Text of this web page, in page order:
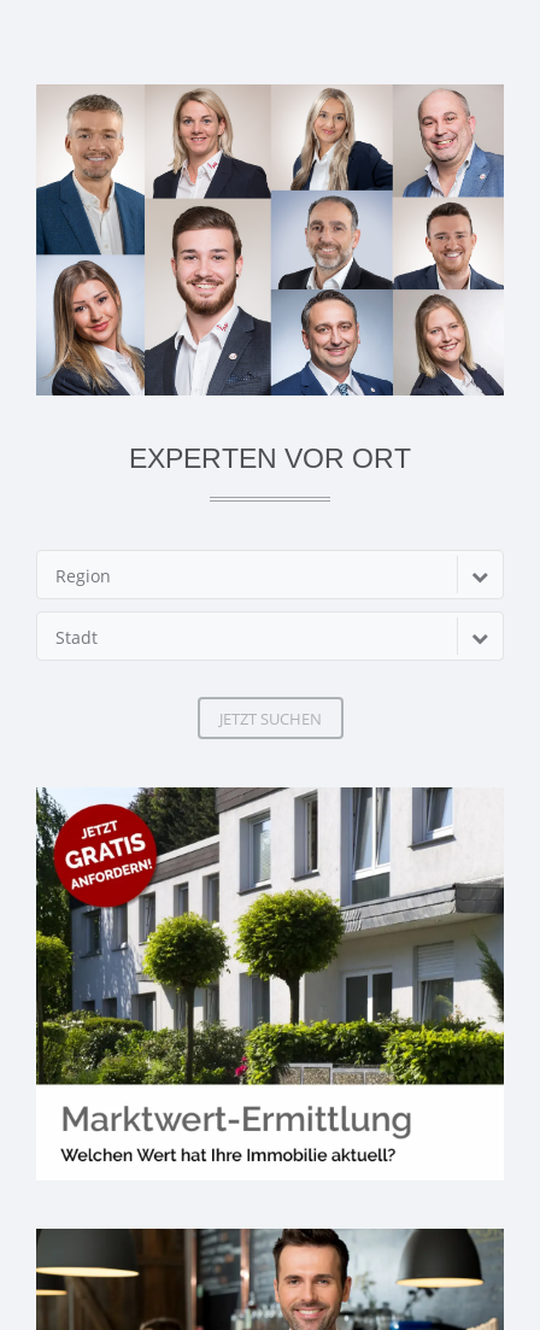
EXPERTEN VOR ORT
Region
Stadt
JETZT SUCHEN